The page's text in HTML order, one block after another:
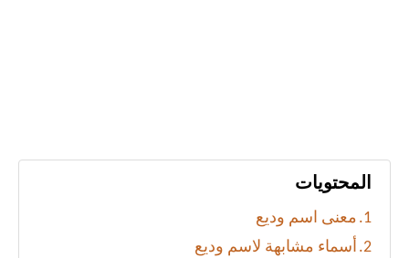
المحتويات
معنى اسم وديع
أسماء مشابهة لاسم وديع